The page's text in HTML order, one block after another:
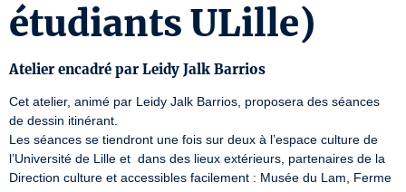
étudiants ULille)
Atelier encadré par Leidy Jalk Barrios
Cet atelier, animé par Leidy Jalk Barrios, proposera des séances
de dessin itinérant.
Les séances se tiendront une fois sur deux à l’espace culture de
l’Université de Lille et  dans des lieux extérieurs, partenaires de la
Direction culture et accessibles facilement : Musée du Lam, Ferme